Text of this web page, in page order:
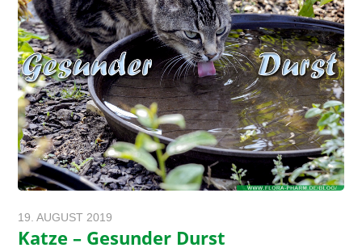
19. AUGUST 2019
Katze – Gesunder Durst